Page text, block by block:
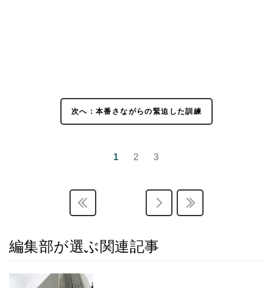
次へ：本番さながらの緊迫した訓練
1 2 3
編集部が選ぶ関連記事